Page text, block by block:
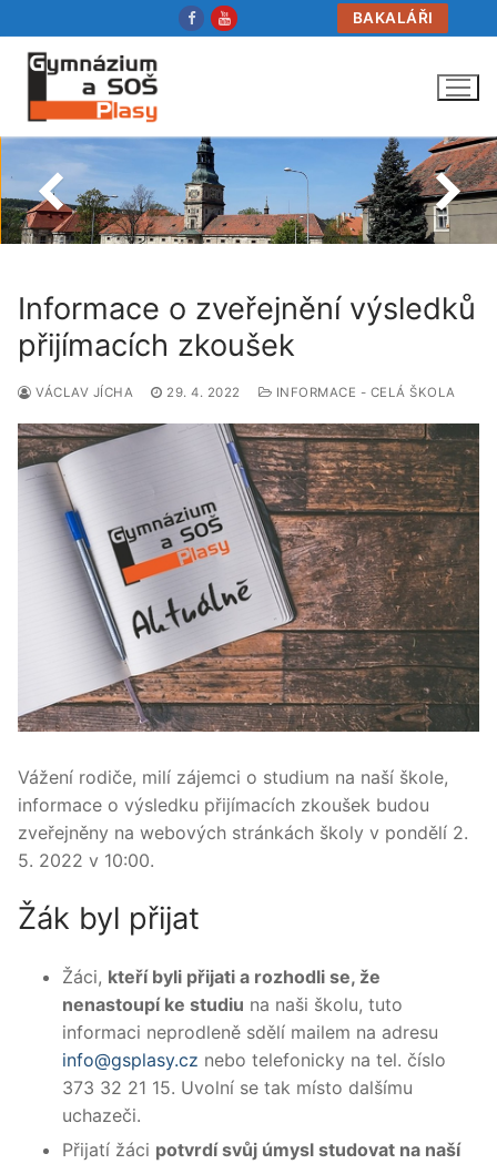
na
obsah
BAKALÁŘI
Informace o zveřejnění výsledků
přijímacích zkoušek
VÁCLAV JÍCHA 29. 4. 2022 INFORMACE - CELÁ ŠKOLA
Vážení rodiče, milí zájemci o studium na naší škole,
informace o výsledku přijímacích zkoušek budou
zveřejněny na webových stránkách školy v pondělí 2.
5. 2022 v 10:00.
Žák byl přijat
Žáci, kteří byli přijati a rozhodli se, že
nenastoupí ke studiu na naši školu, tuto
informaci neprodleně sdělí mailem na adresu
info@gsplasy.cz nebo telefonicky na tel. číslo
373 32 21 15. Uvolní se tak místo dalšímu
uchazeči.
Přijatí žáci potvrdí svůj úmysl studovat na naší